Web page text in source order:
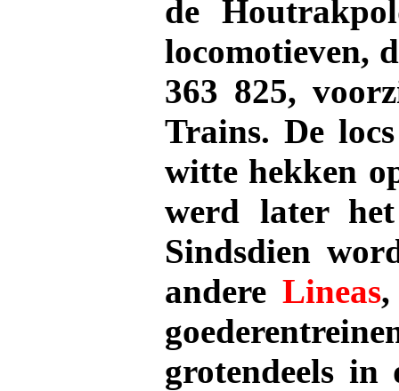
de
locomotieven,
363 825,
Trains. De
witte hekken
werd later
Sindsdien
andere Lineas,
grotendeels in